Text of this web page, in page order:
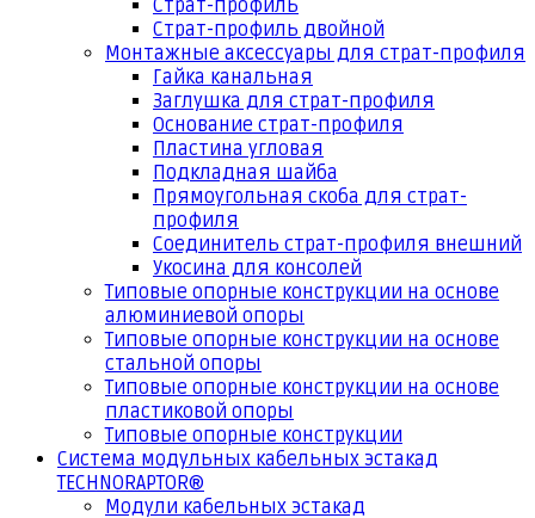
Страт-профиль
Страт-профиль двойной
Монтажные аксессуары для страт-профиля
Гайка канальная
Заглушка для страт-профиля
Основание страт-профиля
Пластина угловая
Подкладная шайба
Прямоугольная скоба для страт-
профиля
Соединитель страт-профиля внешний
Укосина для консолей
Типовые опорные конструкции на основе
алюминиевой опоры
Типовые опорные конструкции на основе
стальной опоры
Типовые опорные конструкции на основе
пластиковой опоры
Типовые опорные конструкции
Система модульных кабельных эстакад
TECHNORAPTOR®
Модули кабельных эстакад